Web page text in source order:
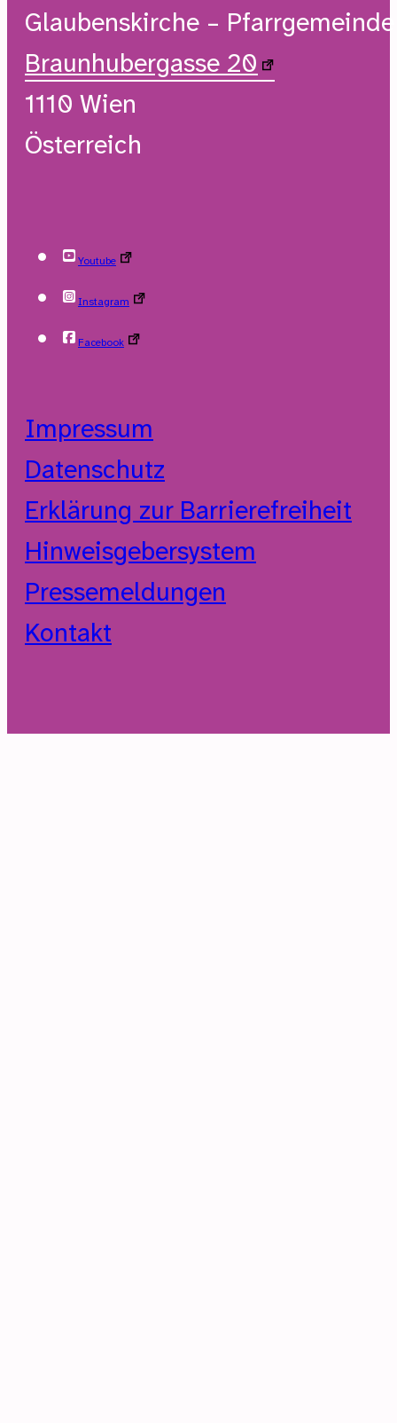
Glaubenskirche –
Braunhubergasse 20
1110 Wien
Österreich
Youtube
Instagram
Facebook
Impressum
Datenschutz
Erklärung zur Barrierefreiheit
Hinweisgebersystem
Pressemeldungen
Kontakt